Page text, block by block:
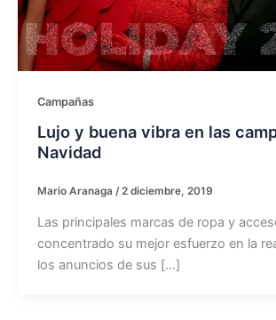
Campañas
Lujo y buena vibra en las
Navidad
Mario Aranaga /2 diciembre, 2019
Las principales marcas de ropa y
concentrado su mejor esfuerzo en la
los anuncios de sus […]